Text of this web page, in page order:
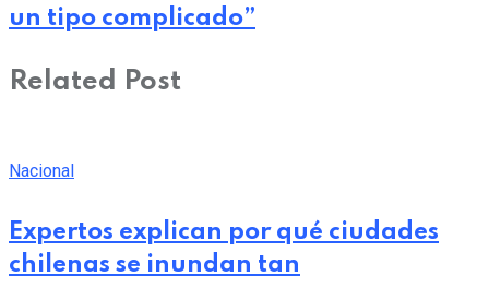
un tipo complicado”
Related Post
Nacional
Expertos explican por qué ciudades
chilenas se inundan tan